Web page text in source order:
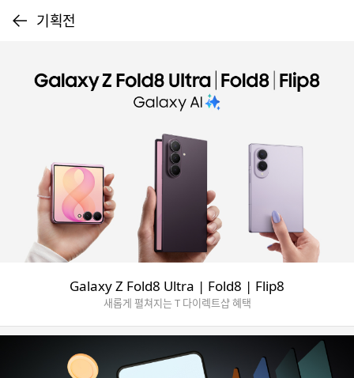
기획전
Galaxy Z Fold8 Ultra | Fold8 | Flip8
새롭게 펼쳐지는 T 다이렉트샵 혜택